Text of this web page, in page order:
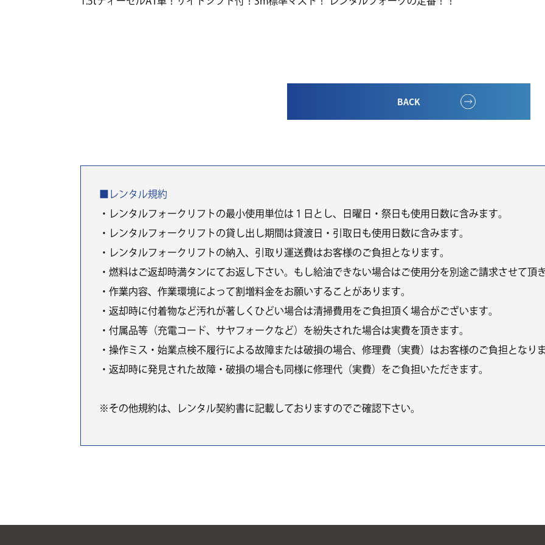
BACK
■レンタル規約
・レンタルフォークリフトの最小使用単位は１日とし、日曜日・祭日も使用日数に含みます。
・レンタルフォークリフトの貸し出し期間は貸渡日・引取日も使用日数に含みます。
・レンタルフォークリフトの納入、引取り運送費はお客様のご負担となります。
・燃料はご返却時満タンにてお返し下さい。もし給油できない場合はご使用分を別途ご請求させて頂
・作業内容、作業環境によって割増料金をお願いすることがあります。
・返却時に付着物など汚れが著しくひどい場合は清掃費用をご負担頂く場合がございます。
・付属品等（充電コード、サヤフォークなど）を紛失された場合は実費を頂きます。
・操作ミス・始業点検不履行による故障または破損の場合、修理費（実費）はお客様のご負担となり
・返却時に発見された故障・破損の場合も同様に修理代（実費）をご負担いただきます。
※その他規約は、レンタル契約書に記載しておりますのでご確認下さい。